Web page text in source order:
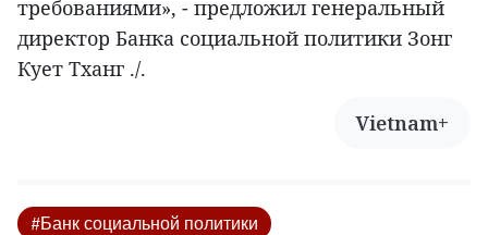
требованиями», - предложил генеральный
директор Банка социальной политики Зонг
Кует Тханг ./.
Vietnam+
#Банк социальной политики